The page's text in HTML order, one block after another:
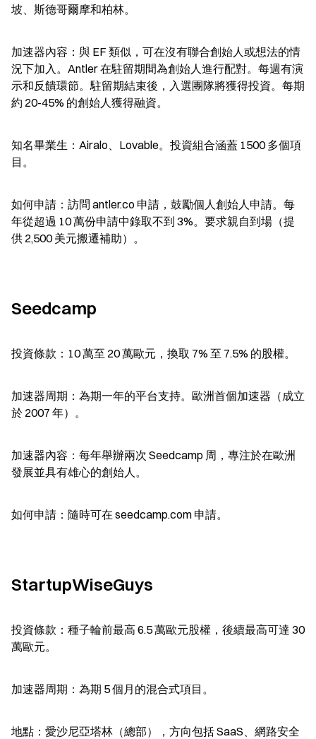
坡、斯德哥爾摩和柏林。
加速器內容：與 EF 類似，可在沒有聯合創始人或想法的情
況下加入。Antler 在駐留期間為創始人進行配對。每週有演
示和反饋環節。駐留期結束後，入選團隊將獲得投資。每期
約 20-45% 的創始人獲得融資。
知名畢業生：Airalo、Lovable。投資組合涵蓋 1500 多個項
目。
如何申請：訪問 antler.co 申請，鼓勵個人創始人申請。每
年從超過 10 萬份申請中錄取不到 3%。要求親自到場（提
供 2,500 美元搬遷補助）。
Seedcamp
投資條款：10 萬至 20 萬歐元，換取 7% 至 7.5% 的股權。
加速器周期：為期一年的平台支持。歐洲首個加速器（成立
於 2007 年）。
加速器內容：每年舉辦兩次 Seedcamp 周，專注於在歐洲
發展並具有雄心的創始人。
如何申請：隨時可在 seedcamp.com 申請。
StartupWiseGuys
投資條款：種子輪前最高 6.5 萬歐元股權，後續最高可達 30
萬歐元。
加速器周期：為期 5 個月的混合式項目。
地點：愛沙尼亞塔林（總部），方向包括 SaaS、網路安全